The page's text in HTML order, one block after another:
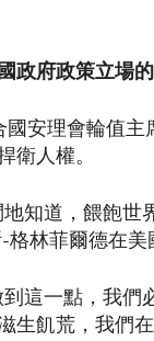
政府政策立場的
安理會輪值主
衛人權。
知道，餵飽世
格林菲爾德在美
這一點，我
生飢荒，我們